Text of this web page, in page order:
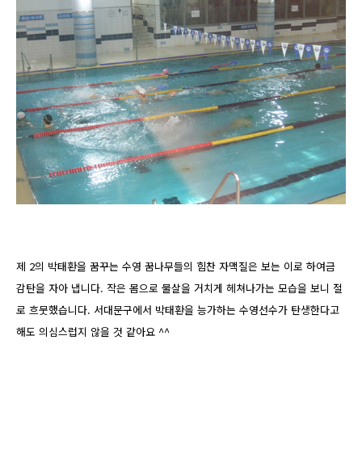
제 2의 박태환을 꿈꾸는 수영 꿈나무들의 힘찬 자맥질은 보는 이로 하여금
감탄을 자아 냅니다. 작은 몸으로 물살을 거치게 헤쳐나가는 모습을 보니 절
로 흐뭇했습니다. 서대문구에서 박태환을 능가하는 수영선수가 탄생한다고
해도 의심스럽지 않을 것 같아요 ^^